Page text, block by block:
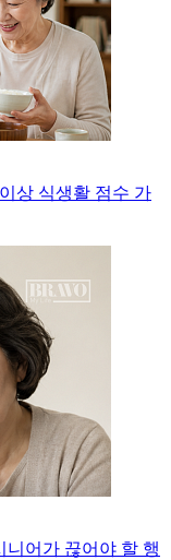
상 식생활 점수 가
니어가 끊어야 할 행